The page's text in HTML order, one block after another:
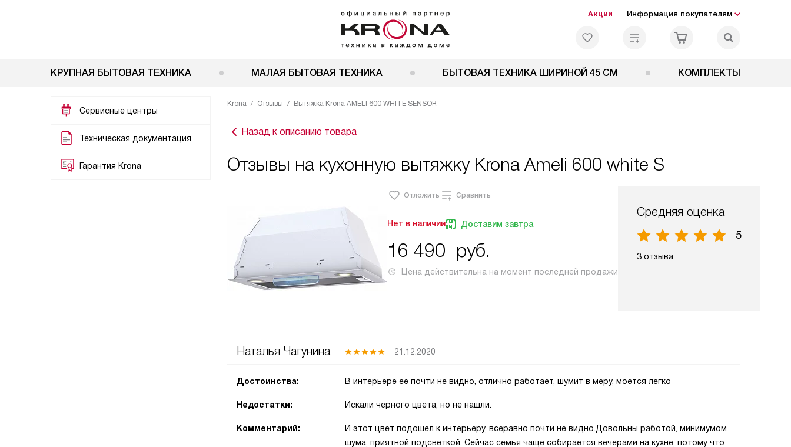
Акции Информация покупателям
КРУПНАЯ БЫТОВАЯ ТЕХНИКА МАЛАЯ БЫТОВАЯ ТЕХНИКА БЫТОВАЯ ТЕХНИКА ШИРИНОЙ 45 СМ КОМПЛЕКТЫ
Сервисные центры
Техническая документация
Гарантия Krona
Krona Отзывы Вытяжка Krona AMELI 600 WHITE SENSOR
Назад к описанию товара
Отзывы на кухонную вытяжку Krona Ameli 600 white S
Отложить Сравнить
Нет в наличии Доставим завтра
16 490 руб.
Цена действительна на момент последней продажи
Средняя оценка
5
3 отзыва
Наталья Чагунина 21.12.2020
Достоинства: В интерьере ее почти не видно, отлично работает, шумит в меру, моется легко
Недостатки: Искали черного цвета, но не нашли.
Комментарий:
И этот цвет подошел к интерьеру, всеравно почти не видно.Довольны работой, минимумом
шума, приятной подсветкой. Сейчас семья чаще собирается вечерами на кухне, потому что